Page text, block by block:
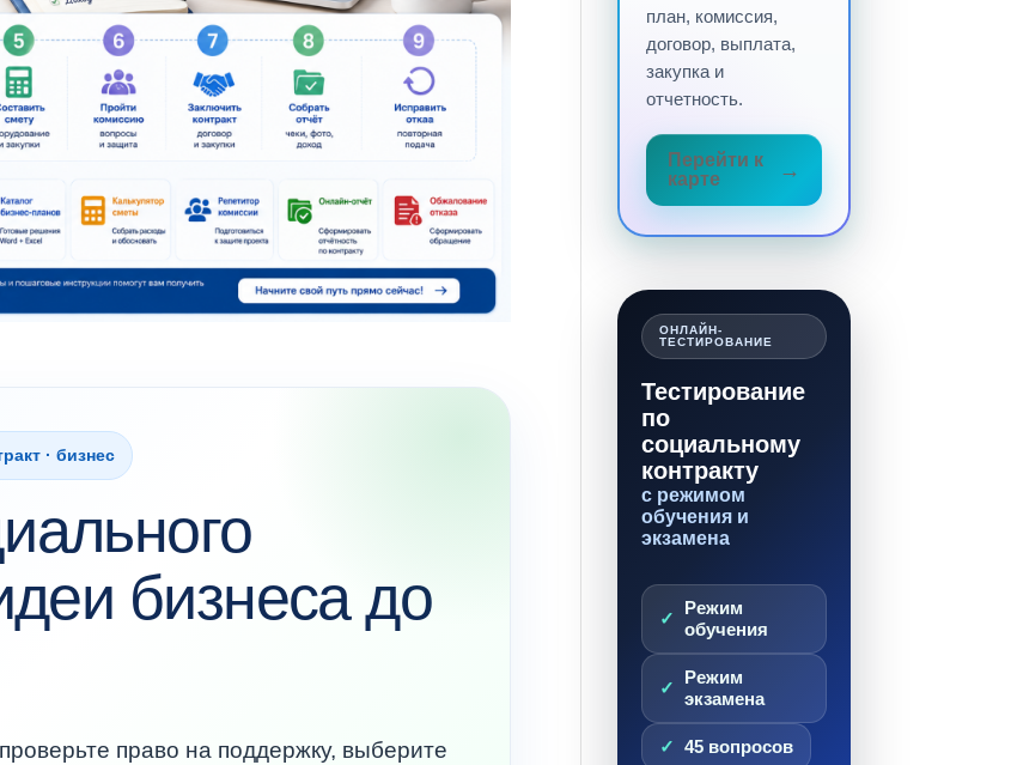
· бизнес
бизнеса до
право на поддержку, выберите
план, комиссия,
договор, выплата,
закупка и
отчетность.
Перейти к
карте
ОНЛАЙН-
ТЕСТИРОВАНИЕ
Тестирование
по
социальному
контракту
с режимом
обучения и
экзамена
Режим
обучения
Режим
экзамена
45 вопросов